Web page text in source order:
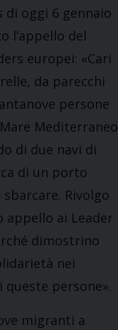
di oggi 6 gennaio
l’appello del
europei: «Cari
da parecchi
persone
Mediterraneo
di due navi di
di un porto
Rivolgo
appello ai Leader
dimostrino
nei
persone».
migranti a